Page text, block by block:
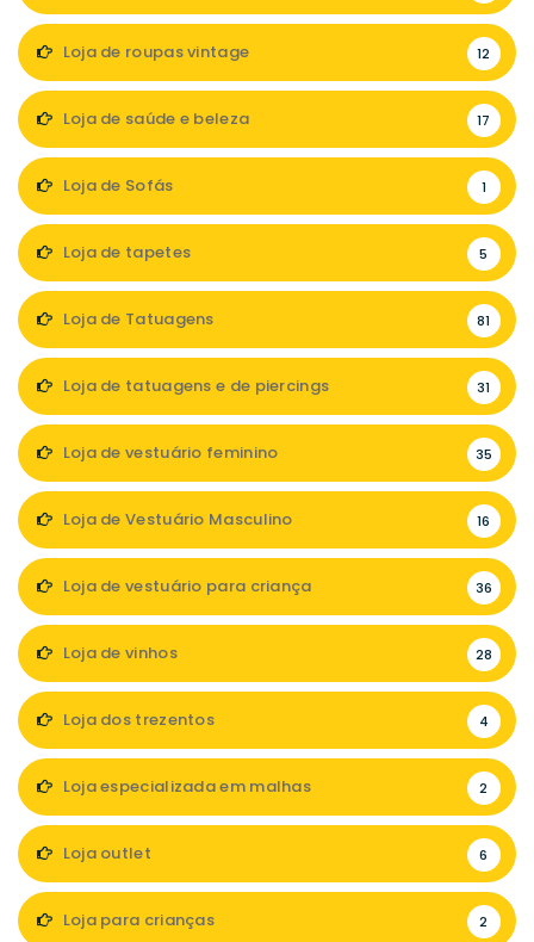
Loja de roupas vintage 12
Loja de saúde e beleza 17
Loja de Sofás 1
Loja de tapetes 5
Loja de Tatuagens 81
Loja de tatuagens e de piercings 31
Loja de vestuário feminino 35
Loja de Vestuário Masculino 16
Loja de vestuário para criança 36
Loja de vinhos 28
Loja dos trezentos 4
Loja especializada em malhas 2
Loja outlet 6
Loja para crianças 2